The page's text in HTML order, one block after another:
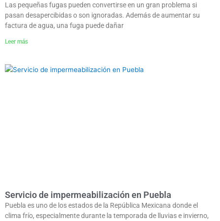
Las pequeñas fugas pueden convertirse en un gran problema si
pasan desapercibidas o son ignoradas. Además de aumentar su
factura de agua, una fuga puede dañar
Leer más
Servicio de impermeabilización en Puebla
Puebla es uno de los estados de la República Mexicana donde el
clima frío, especialmente durante la temporada de lluvias e invierno,